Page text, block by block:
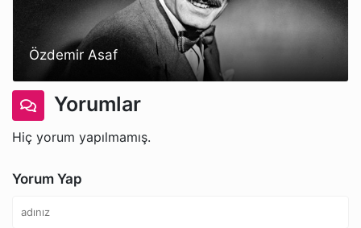
Özdemir Asaf
Yorumlar
Hiç yorum yapılmamış.
Yorum Yap